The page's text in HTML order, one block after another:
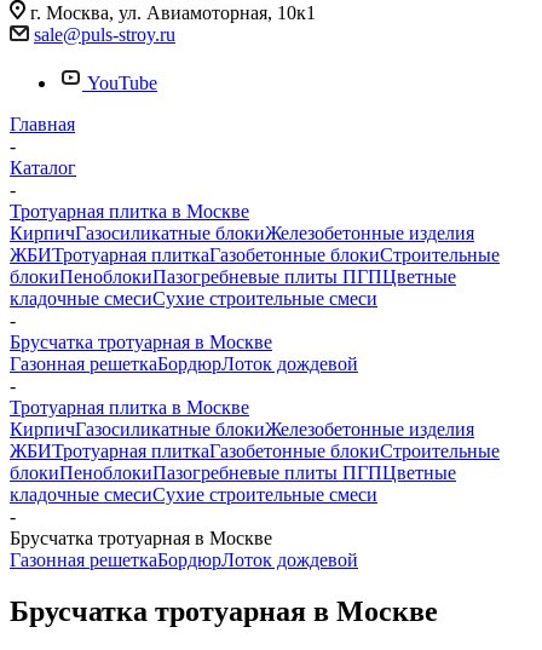
г. Москва, ул. Авиамоторная, 10к1
sale@puls-stroy.ru
YouTube
Главная
-
Каталог
-
Тротуарная плитка в Москве
КирпичГазосиликатные блокиЖелезобетонные изделия
ЖБИТротуарная плиткаГазобетонные блокиСтроительные
блокиПеноблокиПазогребневые плиты ПГПЦветные
кладочные смесиСухие строительные смеси
-
Брусчатка тротуарная в Москве
Газонная решеткаБордюрЛоток дождевой
-
Тротуарная плитка в Москве
КирпичГазосиликатные блокиЖелезобетонные изделия
ЖБИТротуарная плиткаГазобетонные блокиСтроительные
блокиПеноблокиПазогребневые плиты ПГПЦветные
кладочные смесиСухие строительные смеси
-
Брусчатка тротуарная в Москве
Газонная решеткаБордюрЛоток дождевой
Брусчатка тротуарная в Москве